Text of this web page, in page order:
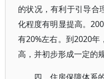
的状况，有利于引导合
化程度有明显提高。
有20%左右。到2020年
高，并初步形成一定的规